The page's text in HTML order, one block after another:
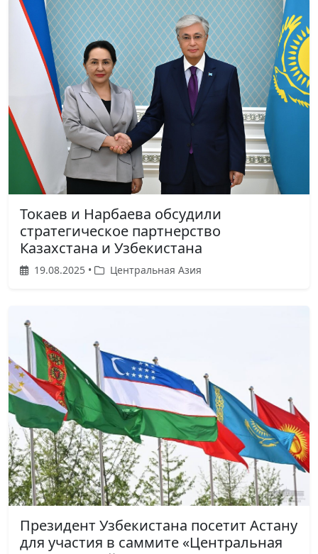
Токаев и Нарбаева обсудили
стратегическое партнерство
Казахстана и Узбекистана
19.08.2025 • Центральная Азия
Президент Узбекистана посетит Астану
для участия в саммите «Центральная